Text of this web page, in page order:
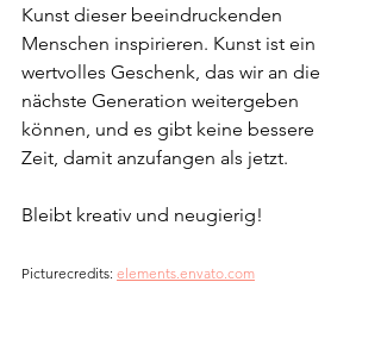
Kunst dieser beeindruckenden
Menschen inspirieren. Kunst ist ein
wertvolles Geschenk, das wir an die
nächste Generation weitergeben
können, und es gibt keine bessere
Zeit, damit anzufangen als jetzt.
Bleibt kreativ und neugierig!
Picturecredits: elements.envato.com